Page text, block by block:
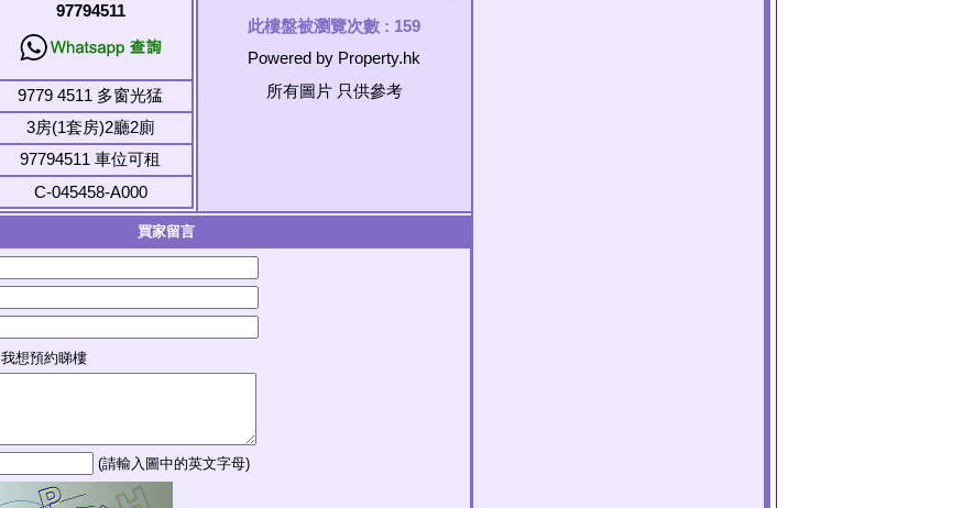
97794511
9779 4511 多窗光猛
3房(1套房)2廳2廁
97794511 車位可租
C-045458-A000
此樓盤被瀏覽次數 : 159
Powered by Property.hk
所有圖片 只供參考
買家留言
我想預約睇樓
(請輸入圖中的英文字母)